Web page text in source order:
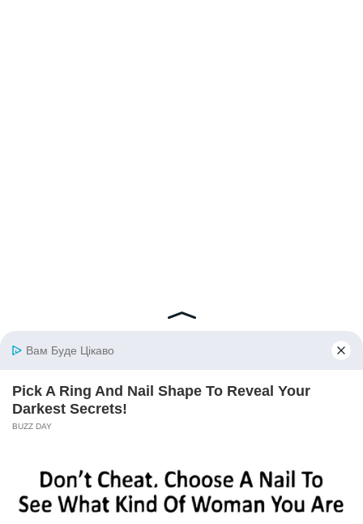
Політика конфіденційності та умови користування
сайтом (Privacy Policy)